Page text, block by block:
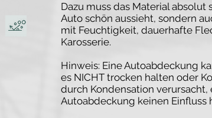
Dazu muss das Material absolut
Auto schön aussieht, sondern
mit Feuchtigkeit, dauerhafte
Karosserie.
Hinweis: Eine Autoabdeckung
es NICHT trocken halten oder
durch Kondensation verursacht,
Autoabdeckung keinen Einfluss